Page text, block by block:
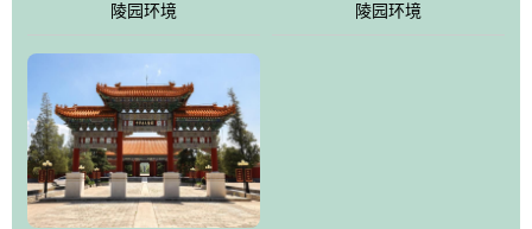
陵园环境 陵园环境